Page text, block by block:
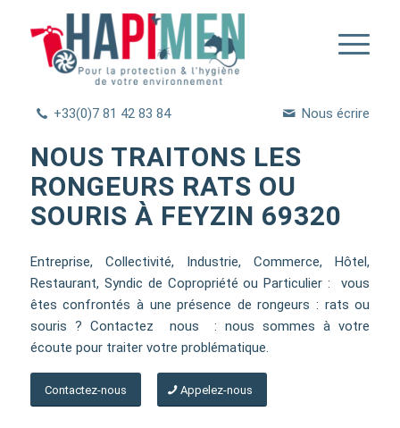
+33(0)7 81 42 83 84 Nous écrire
NOUS TRAITONS LES
RONGEURS RATS OU
SOURIS À FEYZIN 69320
Entreprise, Collectivité, Industrie, Commerce, Hôtel,
Restaurant, Syndic de Copropriété ou Particulier : vous
êtes confrontés à une présence de rongeurs : rats ou
souris ? Contactez nous : nous sommes à votre
écoute pour traiter votre problématique.
Contactez-nous Appelez-nous